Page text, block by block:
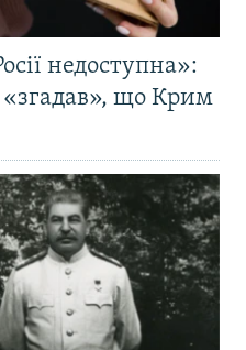
недоступна»:
«згадав», що Крим